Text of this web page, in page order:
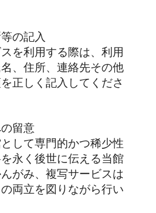
の記入
を利用する際は、利用
、住所、連絡先その他
正しく記入してくださ
留意
して専門的かつ稀少性
永く後世に伝える当館
がみ、複写サービスは
両立を図りながら行い